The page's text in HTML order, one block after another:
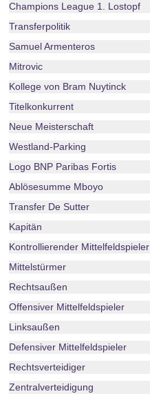
Champions League 1. Lostopf
Transferpolitik
Samuel Armenteros
Mitrovic
Kollege von Bram Nuytinck
Titelkonkurrent
Neue Meisterschaft
Westland-Parking
Logo BNP Paribas Fortis
Ablösesumme Mboyo
Transfer De Sutter
Kapitän
Kontrollierender Mittelfeldspieler
Mittelstürmer
Rechtsaußen
Offensiver Mittelfeldspieler
Linksaußen
Defensiver Mittelfeldspieler
Rechtsverteidiger
Zentralverteidigung